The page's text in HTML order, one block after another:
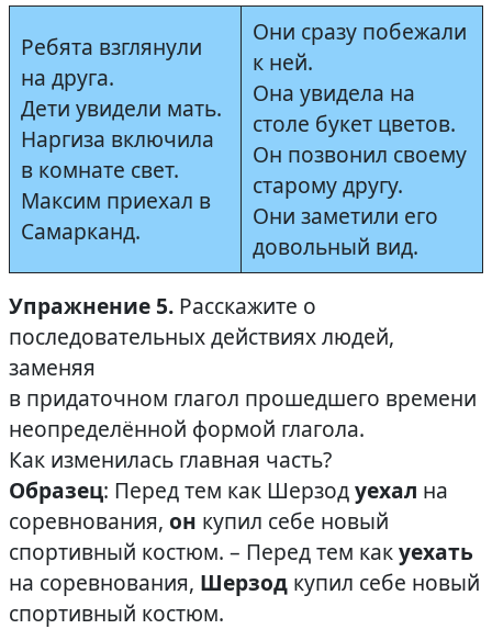
Ребята взглянули
на друга.
Дети увидели мать.
Наргиза включила
в комнате свет.
Максим приехал в
Самарканд.
Они сразу побежали
к ней.
Она увидела на
столе букет цветов.
Он позвонил своему
старому другу.
Они заметили его
довольный вид.
Упражнение 5. Расскажите о
последовательных действиях людей,
заменяя
в придаточном глагол прошедшего времени
неопределённой формой глагола.
Как изменилась главная часть?
Образец: Перед тем как Шерзодуехал на
соревнования, он купил себе новый
спортивный костюм. – Перед тем какуехать
на соревнования, Шерзод купил себе новый
спортивный костюм.